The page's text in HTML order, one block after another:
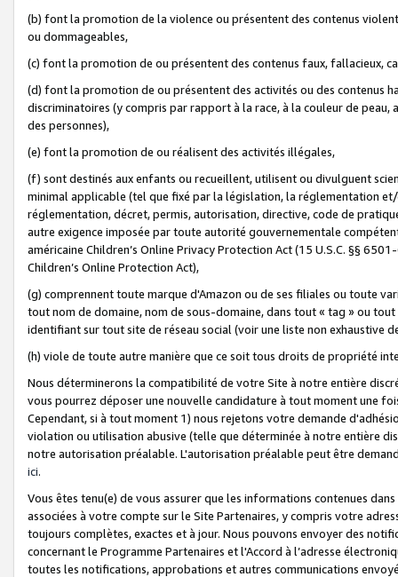
(b) font la promotion de la violence ou présentent des contenus
ou dommageables,
(c) font la promotion de ou présentent des contenus faux, fallacieux,
(d) font la promotion de ou présentent des activités ou des contenus
discriminatoires (y compris par rapport à la race, à la couleur de
des personnes),
(e) font la promotion de ou réalisent des activités illégales,
(f) sont destinés aux enfants ou recueillent, utilisent ou divulguent
minimal applicable (tel que fixé par la législation, la réglementation
réglementation, décret, permis, autorisation, directive, code de
autre exigence imposée par toute autorité gouvernementale
américaine Children’s Online Privacy Protection Act (15 U.S.C. §§
Children’s Online Protection Act),
(g) comprennent toute marque d'Amazon ou de ses filiales ou toute
tout nom de domaine, nom de sous-domaine, dans tout « tag » ou
identifiant sur tout site de réseau social (voir une liste non exhaustive
(h) viole de toute autre manière que ce soit tous droits de propriété
Nous déterminerons la compatibilité de votre Site à notre entière
vous pourrez déposer une nouvelle candidature à tout moment une
Cependant, si à tout moment 1) nous rejetons votre demande
violation ou utilisation abusive (telle que déterminée à notre entière
notre autorisation préalable. L'autorisation préalable peut être
ici.
Vous êtes tenu(e) de vous assurer que les informations contenues
associées à votre compte sur le Site Partenaires, y compris votre
toujours complètes, exactes et à jour. Nous pouvons envoyer des
concernant le Programme Partenaires et l'Accord à l’adresse
toutes les notifications, approbations et autres communications